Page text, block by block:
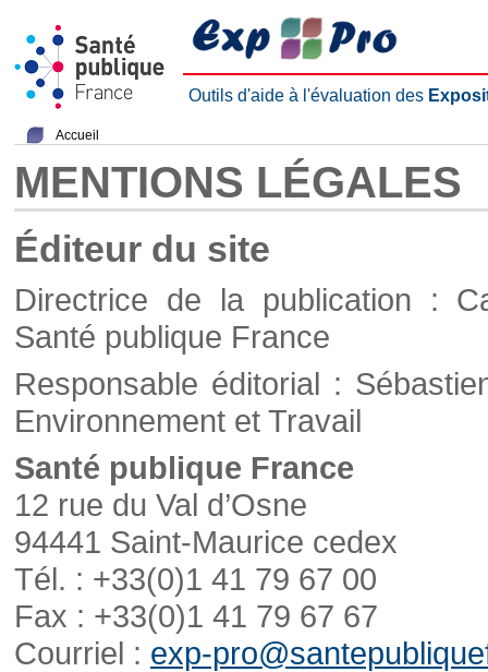
Outils d'aide à l'évaluation des
Accueil
MENTIONS LÉGALES
Éditeur du site
Directrice de la publication :
Santé publique France
Responsable éditorial :
Environnement et Travail
Santé publique France
12 rue du Val d’Osne
94441 Saint-Maurice cedex
Tél. : +33(0)1 41 79 67 00
Fax : +33(0)1 41 79 67 67
Courriel : exp-